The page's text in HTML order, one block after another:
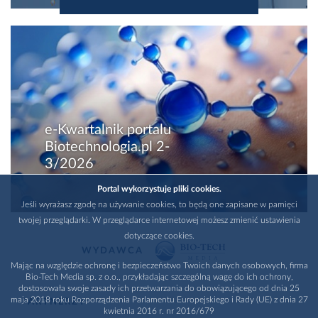
e-Kwartalnik portalu
Biotechnologia.pl 2-
3/2026
PARTNERZY
Portal wykorzystuje pliki cookies.
Jeśli wyrażasz zgodę na używanie cookies, to będą one zapisane w pamięci
twojej przeglądarki. W przeglądarce internetowej możesz zmienić ustawienia
dotyczące cookies.
Mając na względzie ochronę i bezpieczeństwo Twoich danych osobowych, firma
Bio-Tech Media sp. z o.o., przykładając szczególną wagę do ich ochrony,
dostosowała swoje zasady ich przetwarzania do obowiązującego od dnia 25
maja 2018 roku Rozporządzenia Parlamentu Europejskiego i Rady (UE) z dnia 27
kwietnia 2016 r. nr 2016/679